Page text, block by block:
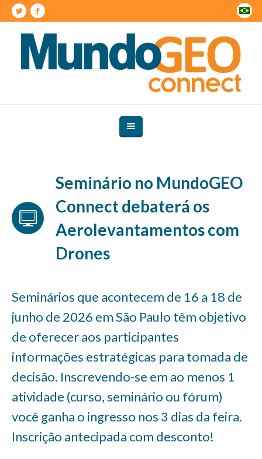
Seminário no MundoGEO
Connect debaterá os
Aerolevantamentos com
Drones
Seminários que acontecem de 16 a 18 de
junho de 2026 em São Paulo têm objetivo
de oferecer aos participantes
informações estratégicas para tomada de
decisão. Inscrevendo-se em ao menos 1
atividade (curso, seminário ou fórum)
você ganha o ingresso nos 3 dias da feira.
Inscrição antecipada com desconto!